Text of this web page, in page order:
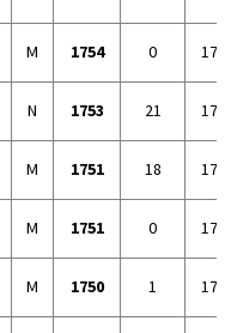
M 1754 0
N 1753 21
M 1751 18
M 1751 0
M 1750 1